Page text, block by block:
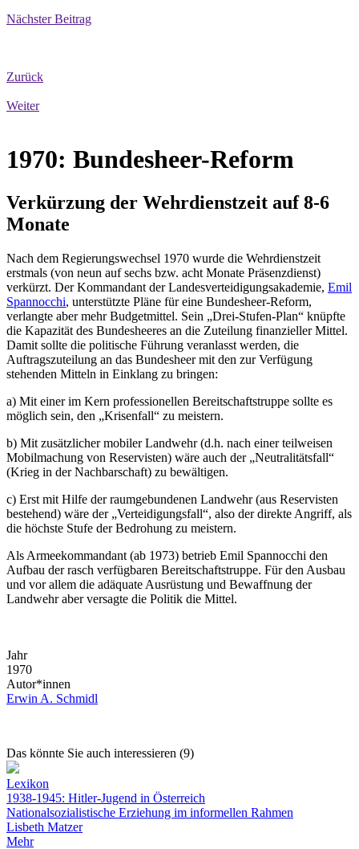
Nächster Beitrag
Zurück
Weiter
1970: Bundesheer-Reform
Verkürzung der Wehrdienstzeit auf 8-6
Monate
Nach dem Regierungswechsel 1970 wurde die Wehrdienstzeit
erstmals (von neun auf sechs bzw. acht Monate Präsenzdienst)
verkürzt. Der Kommandant der Landesverteidigungsakademie, Emil
Spannocchi, unterstützte Pläne für eine Bundesheer-Reform,
verlangte aber mehr Budgetmittel. Sein „Drei-Stufen-Plan“ knüpfte
die Kapazität des Bundesheeres an die Zuteilung finanzieller Mittel.
Damit sollte die politische Führung veranlasst werden, die
Auftragszuteilung an das Bundesheer mit den zur Verfügung
stehenden Mitteln in Einklang zu bringen:
a) Mit einer im Kern professionellen Bereitschaftstruppe sollte es
möglich sein, den „Krisenfall“ zu meistern.
b) Mit zusätzlicher mobiler Landwehr (d.h. nach einer teilweisen
Mobilmachung von Reservisten) wäre auch der „Neutralitätsfall“
(Krieg in der Nachbarschaft) zu bewältigen.
c) Erst mit Hilfe der raumgebundenen Landwehr (aus Reservisten
bestehend) wäre der „Verteidigungsfall“, also der direkte Angriff, als
die höchste Stufe der Bedrohung zu meistern.
Als Armeekommandant (ab 1973) betrieb Emil Spannocchi den
Aufbau der rasch verfügbaren Bereitschaftstruppe. Für den Ausbau
und vor allem die adäquate Ausrüstung und Bewaffnung der
Landwehr aber versagte die Politik die Mittel.
Jahr
1970
Autor*innen
Erwin A. Schmidl
Das könnte Sie auch interessieren (9)
Lexikon
1938-1945: Hitler-Jugend in Österreich
Nationalsozialistische Erziehung im informellen Rahmen
Lisbeth Matzer
Mehr